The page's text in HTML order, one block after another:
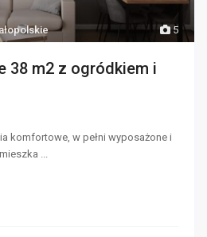
5
38 m2 z ogródkiem i
komfortowe, w pełni wyposażone i
...